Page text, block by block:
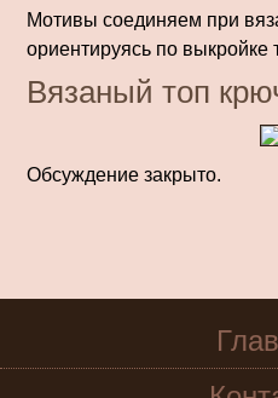
Мотивы соединяем при
ориентируясь по выкройке
Вязаный топ
Обсуждение закрыто.